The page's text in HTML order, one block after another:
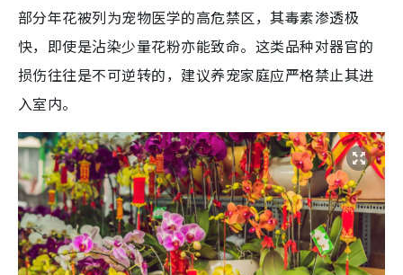
部分年花被列为宠物医学的高危禁区，其毒素渗透极
快，即使是沾染少量花粉亦能致命。这类品种对器官的
损伤往往是不可逆转的，建议养宠家庭应严格禁止其进
入室内。